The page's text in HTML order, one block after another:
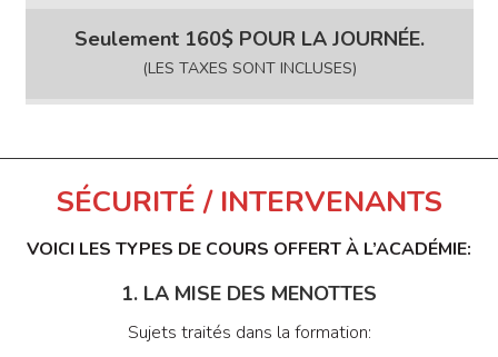
Seulement 160$ POUR LA JOURNÉE.
(LES TAXES SONT INCLUSES)
SÉCURITÉ / INTERVENANTS
VOICI LES TYPES DE COURS OFFERT À L’ACADÉMIE:
1. LA MISE DES MENOTTES
Sujets traités dans la formation: